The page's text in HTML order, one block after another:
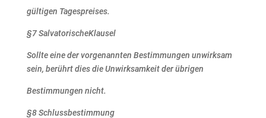
gültigen Tagespreises.
§7 SalvatorischeKlausel
Sollte eine der vorgenannten Bestimmungen unwirksam
sein, berührt dies die Unwirksamkeit der übrigen
Bestimmungen nicht.
§8 Schlussbestimmung